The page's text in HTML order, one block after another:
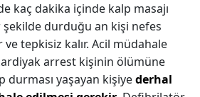
kaç dakika içinde kalp masajı
şekilde durduğu an kişi nefes
tepkisiz kalır. Acil müdahale
arrest kişinin ölümüne
durması yaşayan kişiyederhal